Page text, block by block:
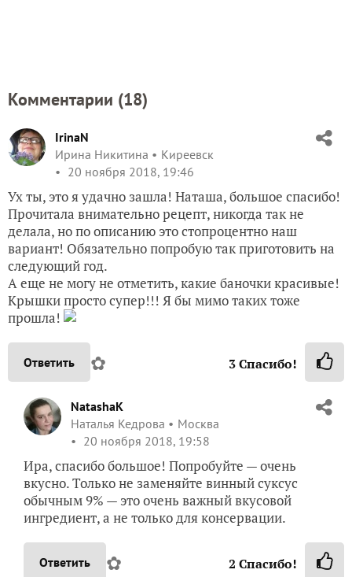
Комментарии (18)
IrinaN
Ирина Никитина
Киреевск
20 ноября 2018, 19:46
Ух ты, это я удачно зашла! Наташа, большое спасибо!
Прочитала внимательно рецепт, никогда так не
делала, но по описанию это стопроцентно наш
вариант! Обязательно попробую так приготовить на
следующий год.
А еще не могу не отметить, какие баночки красивые!
Крышки просто супер!!! Я бы мимо таких тоже
прошла!
Ответить ✿ 3Спасибо!
NatashaK
Наталья Кедрова
Москва
20 ноября 2018, 19:58
Ира, спасибо большое! Попробуйте — очень
вкусно. Только не заменяйте винный суксус
обычным 9% — это очень важный вкусовой
ингредиент, а не только для консервации.
Ответить ✿ 2 Спасибо!